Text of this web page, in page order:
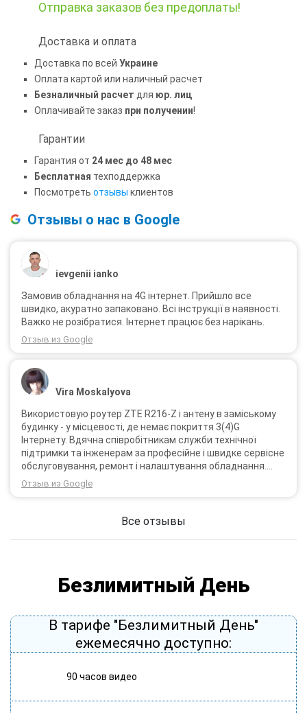
Отправка заказов без предоплаты!
Доставка и оплата
Доставка по всей Украине
Оплата картой или наличный расчет
Безналичный расчет для юр. лиц
Оплачивайте заказ при получении!
Гарантии
Гарантия от 24 мес до 48 мес
Бесплатная техподдержка
Посмотреть отзывы клиентов
Отзывы о нас в Google
ievgenii ianko
Замовив обладнання на 4G інтернет. Прийшло все
швидко, акуратно запаковано. Всі інструкції в наявності.
Важко не розібратися. Інтернет працює без нарікань.
Отзыв из Google
Vira Moskalyova
Використовую роутер ZTE R216-Z і антену в заміському
будинку - у місцевості, де немає покриття 3(4)G
Інтернету. Вдячна співробітникам служби технічної
підтримки та інженерам за професійне і швидке сервісне
обслуговування, ремонт і налаштування обладнання.
Через 3 роки після покупки я не шкодую про прийняте
тоді рішення придбати обладнання в компанії 3G star
Отзыв из Google
Все отзывы
Безлимитный День
В тарифе "Безлимитный День"
ежемесячно доступно:
90 часов видео